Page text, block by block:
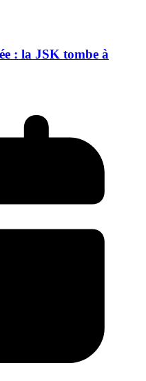
: la JSK tombe à